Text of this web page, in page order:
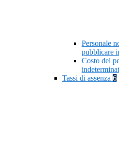
Personale
pubblicare
Costo del
Tassi di assenza 6